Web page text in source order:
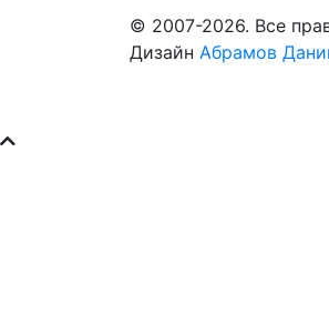
© 2007-2026. Все
Дизайн Абрамов